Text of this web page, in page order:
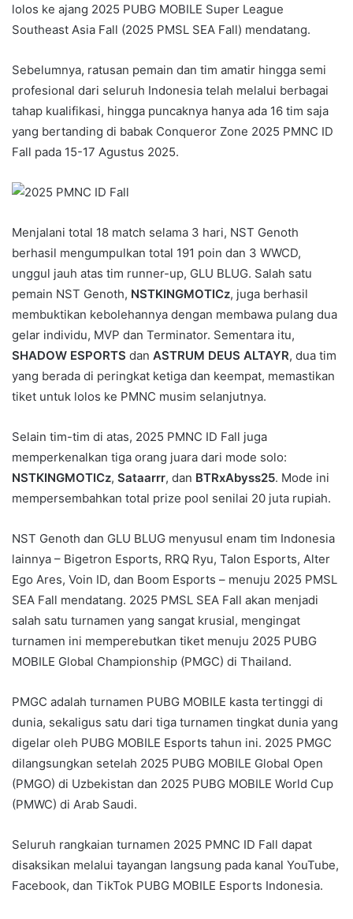
lolos ke ajang 2025 PUBG MOBILE Super League
Southeast Asia Fall (2025 PMSL SEA Fall) mendatang.
Sebelumnya, ratusan pemain dan tim amatir hingga semi
profesional dari seluruh Indonesia telah melalui berbagai
tahap kualifikasi, hingga puncaknya hanya ada 16 tim saja
yang bertanding di babak Conqueror Zone 2025 PMNC ID
Fall pada 15-17 Agustus 2025.
Menjalani total 18 match selama 3 hari, NST Genoth
berhasil mengumpulkan total 191 poin dan 3 WWCD,
unggul jauh atas tim runner-up, GLU BLUG. Salah satu
pemain NST Genoth, NSTKINGMOTICz, juga berhasil
membuktikan kebolehannya dengan membawa pulang dua
gelar individu, MVP dan Terminator. Sementara itu,
SHADOW ESPORTS dan ASTRUM DEUS ALTAYR, dua tim
yang berada di peringkat ketiga dan keempat, memastikan
tiket untuk lolos ke PMNC musim selanjutnya.
Selain tim-tim di atas, 2025 PMNC ID Fall juga
memperkenalkan tiga orang juara dari mode solo:
NSTKINGMOTICz, Sataarrr, dan BTRxAbyss25. Mode ini
mempersembahkan total prize pool senilai 20 juta rupiah.
NST Genoth dan GLU BLUG menyusul enam tim Indonesia
lainnya – Bigetron Esports, RRQ Ryu, Talon Esports, Alter
Ego Ares, Voin ID, dan Boom Esports – menuju 2025 PMSL
SEA Fall mendatang. 2025 PMSL SEA Fall akan menjadi
salah satu turnamen yang sangat krusial, mengingat
turnamen ini memperebutkan tiket menuju 2025 PUBG
MOBILE Global Championship (PMGC) di Thailand.
PMGC adalah turnamen PUBG MOBILE kasta tertinggi di
dunia, sekaligus satu dari tiga turnamen tingkat dunia yang
digelar oleh PUBG MOBILE Esports tahun ini. 2025 PMGC
dilangsungkan setelah 2025 PUBG MOBILE Global Open
(PMGO) di Uzbekistan dan 2025 PUBG MOBILE World Cup
(PMWC) di Arab Saudi.
Seluruh rangkaian turnamen 2025 PMNC ID Fall dapat
disaksikan melalui tayangan langsung pada kanal YouTube,
Facebook, dan TikTok PUBG MOBILE Esports Indonesia.